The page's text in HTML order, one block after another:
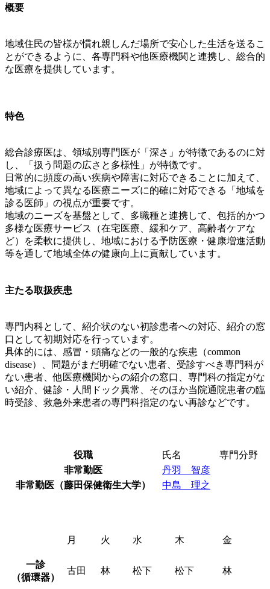
概要
地域住民の皆様が慣れ親しんだ場所で安心した生活を送るこ
とができるように、各専門科や他医療機関と連携し、総合的
な医療を提供しています。
特色
総合診療医は、領域別専門医が「深さ」が特徴であるのに対
し、「扱う問題の広さと多様性」が特徴です。
日常的に頻度の高い疾病や障害に対応できることに加えて、
地域によって異なる医療ニーズに的確に対応できる「地域を
診る医師」の視点が重要です。
地域のニーズを基盤として、多職種と連携して、包括的かつ
多様な医療サービス（在宅医療、緩和ケア、高齢者ケアな
ど）を柔軟に提供し、地域における予防医療・健康増進活動
等を通して地域全体の健康向上に貢献しています。
主たる取扱疾患
専門内科として、紹介状のない初診患者への対応、紹介の窓
口として初期対応を行っています。
具体的には、感冒・頭痛などの一般的な疾患（common
disease）、問題がまだ明確でない患者、受診すべき専門科が
ない患者、他医療機関からの紹介の窓口、専門科の指定がな
い紹介、健診・人間ドック異常、そのほか当院通院患者の臨
時受診、救急外来患者の専門科指定のない再診などです。
役職 氏名
専門分野
非常勤医
丹羽 智彦
非常勤医（藤田保健衛生大学）
中島 理之
月 火 水 木 金
一診
（循環器）
古田 林 松下 松下 林